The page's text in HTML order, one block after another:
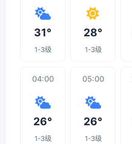
31°
1-3级
28°
1-3级
04:00
26°
1-3级
05:00
26°
1-3级